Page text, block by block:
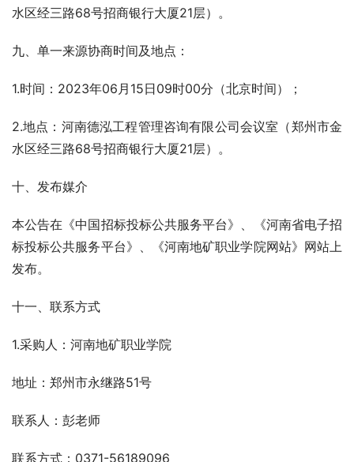
水区经三路68号招商银行大厦21层）。
九、单一来源协商时间及地点：
1.时间：2023年06月15日09时00分（北京时间）；
2.地点：河南德泓工程管理咨询有限公司会议室（郑州市金
水区经三路68号招商银行大厦21层）。
十、发布媒介
本公告在《中国招标投标公共服务平台》、《河南省电子招
标投标公共服务平台》、《河南地矿职业学院网站》网站上
发布。
十一、联系方式
1.采购人：河南地矿职业学院
地址：郑州市永继路51号
联系人：彭老师
联系方式：0371-56189096